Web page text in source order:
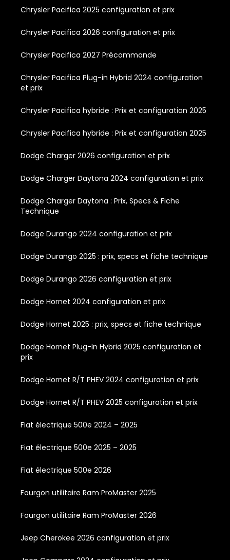
Chrysler Pacifica 2025 configuration et prix
Chrysler Pacifica 2026 configuration et prix
Chrysler Pacifica 2027 Précommande
Chrysler Pacifica Plug-in Hybrid 2024 configuration
et prix
Chrysler Pacifica hybride : Prix et configuration 2025
Chrysler Pacifica hybride : Prix et configuration 2025
Dodge Charger 2026 configuration et prix
Dodge Charger Daytona 2024 configuration et prix
Dodge Charger Daytona : Prix, Specs & Fiche
Technique
Dodge Durango 2024 configuration et prix
Dodge Durango 2025 : prix, specs et fiche technique
Dodge Durango 2026 configuration et prix
Dodge Hornet 2024 configuration et prix
Dodge Hornet 2025 : prix, specs et fiche technique
Dodge Hornet Plug-In Hybrid 2025 configuration et
prix
Dodge Hornet R/T PHEV 2024 configuration et prix
Dodge Hornet R/T PHEV 2025 configuration et prix
Fiat électrique 500e 2024 – 2025
Fiat électrique 500e 2025 – 2025
Fiat électrique 500e 2026
Fourgon utilitaire Ram ProMaster 2025
Fourgon utilitaire Ram ProMaster 2026
Jeep Cherokee 2026 configuration et prix